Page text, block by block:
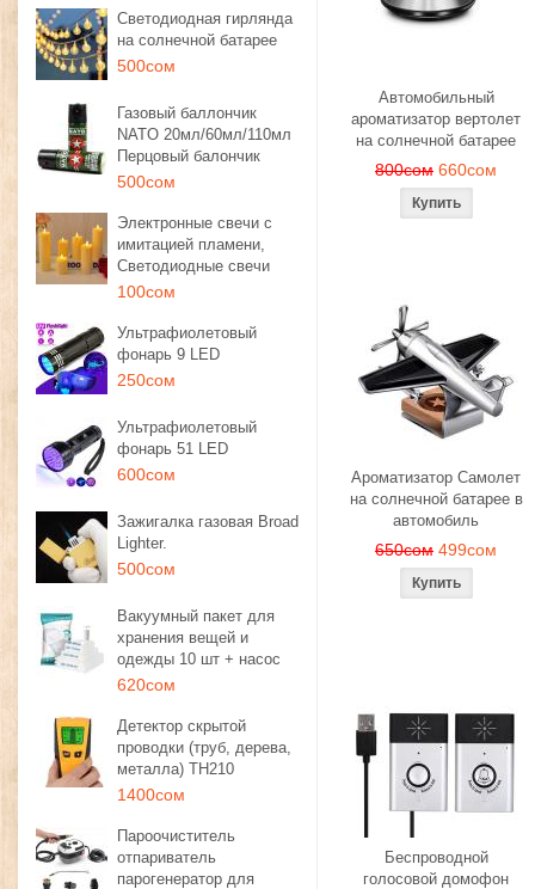
Светодиодная гирлянда
на солнечной батарее
500сом
Газовый баллончик
NATO 20мл/60мл/110мл
Перцовый балончик
500сом
Электронные свечи с
имитацией пламени,
Светодиодные свечи
100сом
Ультрафиолетовый
фонарь 9 LED
250сом
Ультрафиолетовый
фонарь 51 LED
600сом
Зажигалка газовая Broad
Lighter.
500сом
Вакуумный пакет для
хранения вещей и
одежды 10 шт + насос
620сом
Детектор скрытой
проводки (труб, дерева,
металла) TH210
1400сом
Пароочиститель
отпариватель
парогенератор для
Автомобильный
ароматизатор вертолет
на солнечной батарее
800сом 660сом
Ароматизатор Самолет
на солнечной батарее в
автомобиль
650сом 499сом
Беспроводной
голосовой домофон